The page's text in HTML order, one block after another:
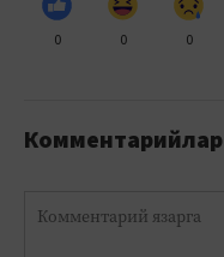
0 0 0
Комментарийлар